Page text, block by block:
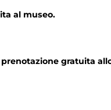
al museo.
gratuita